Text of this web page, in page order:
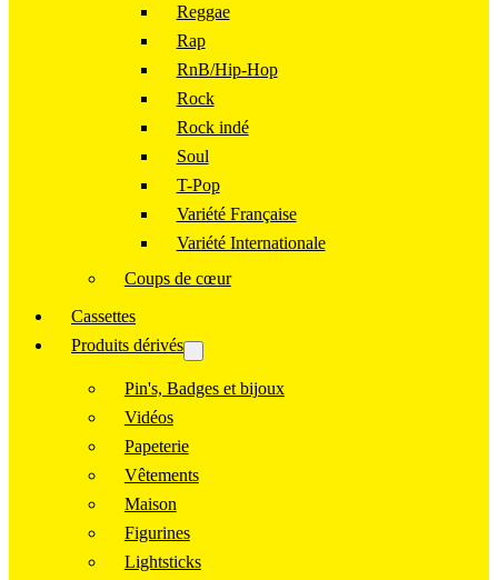
Reggae
Rap
RnB/Hip-Hop
Rock
Rock indé
Soul
T-Pop
Variété Française
Variété Internationale
Coups de cœur
Cassettes
Produits dérivés
Pin's, Badges et bijoux
Vidéos
Papeterie
Vêtements
Maison
Figurines
Lightsticks